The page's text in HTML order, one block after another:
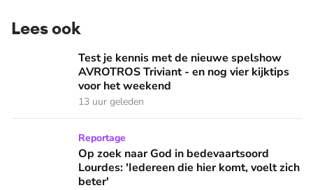
Lees ook
Test je kennis met de nieuwe spelshow AVROTROS
Test je kennis met de nieuwe spelshow
AVROTROS Triviant - en nog vier kijktips
voor het weekend
13 uur geleden
Op zoek naar God in bedevaartsoord Lourdes: 'Iedereen
Reportage
Op zoek naar God in bedevaartsoord
Lourdes: 'Iedereen die hier komt, voelt zich
beter'